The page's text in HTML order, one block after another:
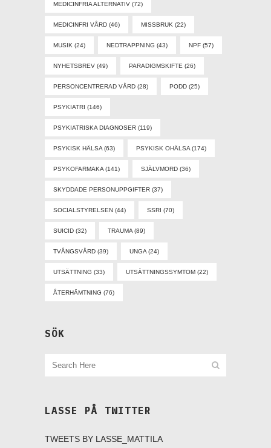
MEDICINFRIA ALTERNATIV (72)
MEDICINFRI VÅRD (46) MISSBRUK (22)
MUSIK (24) NEDTRAPPNING (43) NPF (57)
NYHETSBREV (49) PARADIGMSKIFTE (26)
PERSONCENTRERAD VÅRD (28) PODD (25)
PSYKIATRI (146)
PSYKIATRISKA DIAGNOSER (119)
PSYKISK HÄLSA (63) PSYKISK OHÄLSA (174)
PSYKOFARMAKA (141) SJÄLVMORD (36)
SKYDDADE PERSONUPPGIFTER (37)
SOCIALSTYRELSEN (44) SSRI (70)
SUICID (32) TRAUMA (89)
TVÅNGSVÅRD (39) UNGA (24)
UTSÄTTNING (33) UTSÄTTNINGSSYMTOM (22)
ÅTERHÄMTNING (76)
SÖK
LASSE PÅ TWITTER
TWEETS BY LASSE_MATTILA